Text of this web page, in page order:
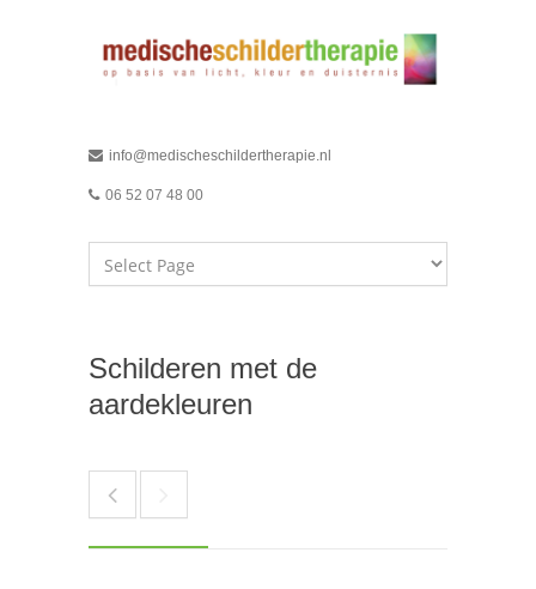
info@medischeschildertherapie.nl
06 52 07 48 00
Schilderen met de
aardekleuren